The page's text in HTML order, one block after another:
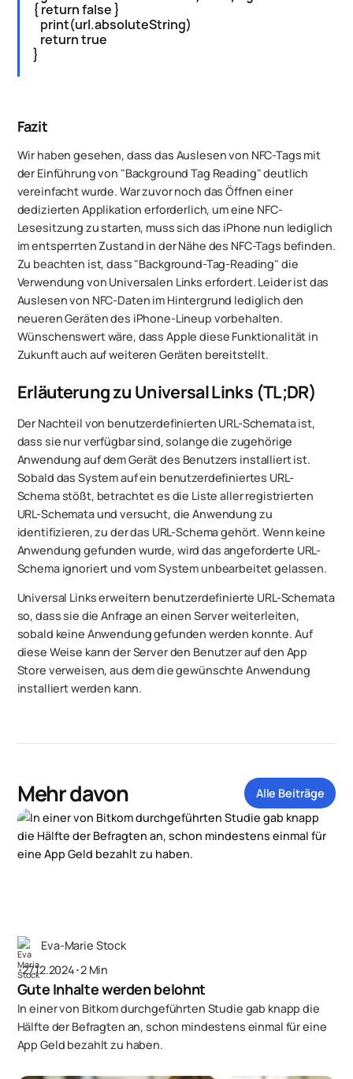
{ return false }
print(url.absoluteString)
return true
}
Fazit
Wir haben gesehen, dass das Auslesen von NFC-Tags mit
der Einführung von "Background Tag Reading" deutlich
vereinfacht wurde. War zuvor noch das Öffnen einer
dedizierten Applikation erforderlich, um eine NFC-
Lesesitzung zu starten, muss sich das iPhone nun lediglich
im entsperrten Zustand in der Nähe des NFC-Tags befinden.
Zu beachten ist, dass "Background-Tag-Reading" die
Verwendung von Universalen Links erfordert. Leider ist das
Auslesen von NFC-Daten im Hintergrund lediglich den
neueren Geräten des iPhone-Lineup vorbehalten.
Wünschenswert wäre, dass Apple diese Funktionalität in
Zukunft auch auf weiteren Geräten bereitstellt.
Erläuterung zu Universal Links (TL;DR)
Der Nachteil von benutzerdefinierten URL-Schemata ist,
dass sie nur verfügbar sind, solange die zugehörige
Anwendung auf dem Gerät des Benutzers installiert ist.
Sobald das System auf ein benutzerdefiniertes URL-
Schema stößt, betrachtet es die Liste aller registrierten
URL-Schemata und versucht, die Anwendung zu
identifizieren, zu der das URL-Schema gehört. Wenn keine
Anwendung gefunden wurde, wird das angeforderte URL-
Schema ignoriert und vom System unbearbeitet gelassen.
Universal Links erweitern benutzerdefinierte URL-Schemata
so, dass sie die Anfrage an einen Server weiterleiten,
sobald keine Anwendung gefunden werden konnte. Auf
diese Weise kann der Server den Benutzer auf den App
Store verweisen, aus dem die gewünschte Anwendung
installiert werden kann.
Mehr davon Alle Beiträge
Eva-Marie Stock
･27.12.2024･2 Min
Gute Inhalte werden belohnt
In einer von Bitkom durchgeführten Studie gab knapp die
Hälfte der Befragten an, schon mindestens einmal für eine
App Geld bezahlt zu haben.